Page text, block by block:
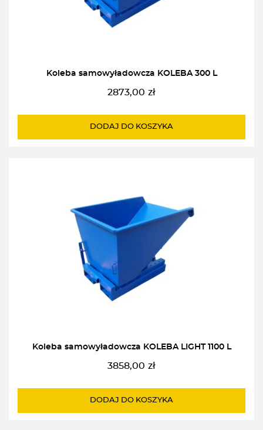
Koleba samowyładowcza KOLEBA 300 L
2873,00 zł
DODAJ DO KOSZYKA
Koleba samowyładowcza KOLEBA LIGHT 1100 L
3858,00 zł
DODAJ DO KOSZYKA